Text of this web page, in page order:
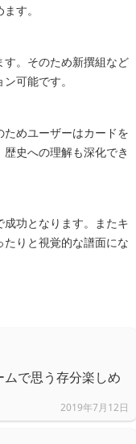
す。
。そのため新撰組など
可能です。
めユーザーはカードを
史への理解も深化でき
功となります。またキ
りと視覚的な譜面にな
で思う存分楽しめ
2019年7月12日